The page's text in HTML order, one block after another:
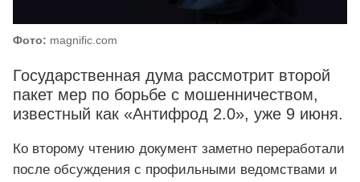
Фото: magnific.com
Государственная дума рассмотрит второй
пакет мер по борьбе с мошенничеством,
известный как «Антифрод 2.0», уже 9 июня.
Ко второму чтению документ заметно переработали
после обсуждения с профильными ведомствами и